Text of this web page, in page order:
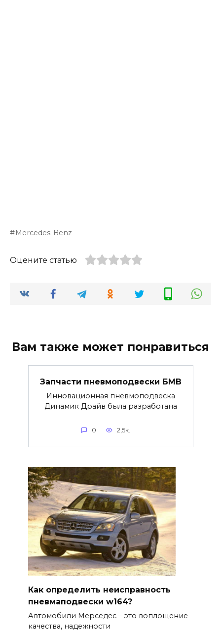
Mercedes-Benz
Оцените статью
Вам также может понравиться
Запчасти пневмоподвески БМВ
Инновационная пневмоподвеска
Динамик Драйв была разработана
0 2,5к.
Как определить неисправность
пневмаподвески w164?
Автомобили Мерседес – это воплощение
качества, надежности